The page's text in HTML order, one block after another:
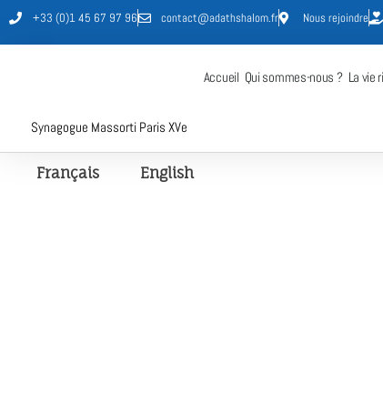
+33 (0)1 45 67 97 96 contact@adathshalom.fr Nous rejoindre
Synagogue Massorti Paris XVe
Accueil Qui sommes-nous ? La vie
Français English